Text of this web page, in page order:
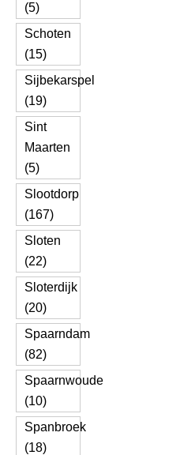
(5)
Schoten
(15)
Sijbekarspel
(19)
Sint
Maarten
(5)
Slootdorp
(167)
Sloten
(22)
Sloterdijk
(20)
Spaarndam
(82)
Spaarnwoude
(10)
Spanbroek
(18)